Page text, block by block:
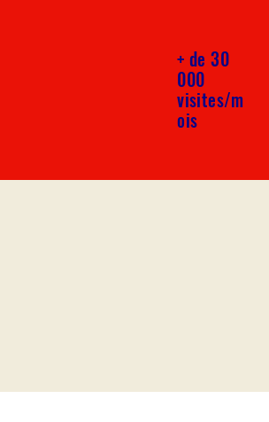
+ de 30
000
visites/m
ois